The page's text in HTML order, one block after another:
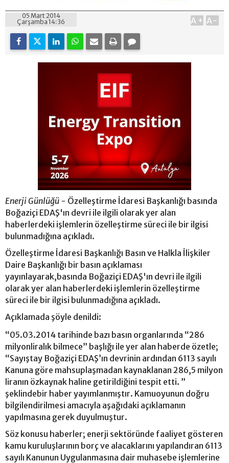
05 Mart 2014
Çarşamba 14:36
A+ A-
Enerji Günlüğü - Özelleştirme İdaresi Başkanlığı basında
Boğaziçi EDAŞ'ın devri ile ilgili olarak yer alan
haberlerdeki işlemlerin özelleştirme süreci ile bir ilgisi
bulunmadığına açıkladı.
Özelleştirme İdaresi Başkanlığı Basın ve Halkla İlişkiler
Daire Başkanlığı bir basın açıklaması
yayınlayarak,basında Boğaziçi EDAŞ'ın devri ile ilgili
olarak yer alan haberlerdeki işlemlerin özelleştirme
süreci ile bir ilgisi bulunmadığına açıkladı.
Açıklamada şöyle denildi:
“05.03.2014 tarihinde bazı basın organlarında “286
milyonliralık bilmece” başlığı ile yer alan haberde özetle;
“Sayıştay Boğaziçi EDAŞ’ın devrinin ardından 6113 sayılı
Kanuna göre mahsuplaşmadan kaynaklanan 286,5 milyon
liranın özkaynak haline getirildiğini tespit etti. ”
şeklindebir haber yayımlanmıştır. Kamuoyunun doğru
bilgilendirilmesi amacıyla aşağıdaki açıklamanın
yapılmasına gerek duyulmuştur.
Söz konusu haberler; enerji sektöründe faaliyet gösteren
kamu kuruluşlarının borç ve alacaklarını yapılandıran 6113
sayılı Kanunun Uygulanmasına dair muhasebe işlemlerine